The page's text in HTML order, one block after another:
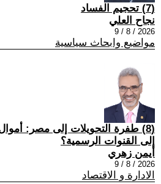
(7) تحجيم الفساد
نجاح العلي
2026 / 8 / 9
مواضيع وابحاث سياسية
(8) طفرة التحويلات إلى مصر:
إلى القنوات الرسمية؟
أيمن زهري
2026 / 8 / 9
الادارة و الاقتصاد